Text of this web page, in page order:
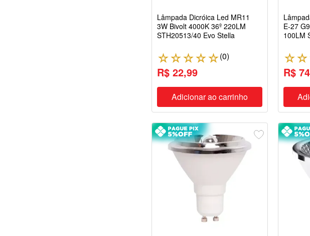
Lâmpada Dicróica Led MR11
3W Bivolt 4000K 36º 220LM
STH20513/40 Evo Stella
☆☆☆☆☆(0)
R$ 22,99
Adicionar ao carrinho
E-27
100LM
☆☆
R$